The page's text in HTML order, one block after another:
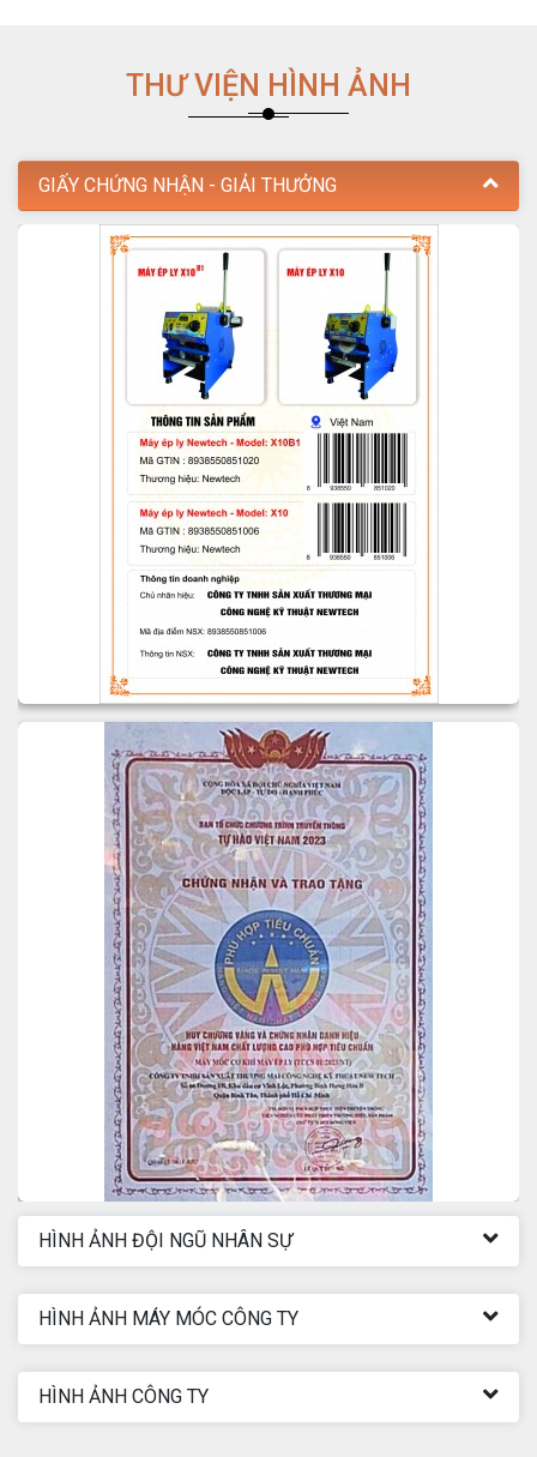
THƯ VIỆN HÌNH ẢNH
GIẤY CHỨNG NHẬN - GIẢI THƯỞNG
HÌNH ẢNH ĐỘI NGŨ NHÂN SỰ
HÌNH ẢNH MÁY MÓC CÔNG TY
HÌNH ẢNH CÔNG TY